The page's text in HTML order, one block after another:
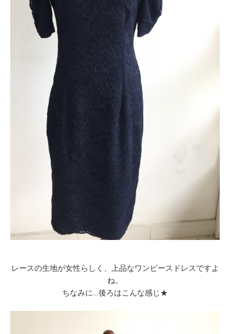
レースの生地が女性らしく、上品なワンピースドレスですよ
ね。
ちなみに…後ろはこんな感じ★